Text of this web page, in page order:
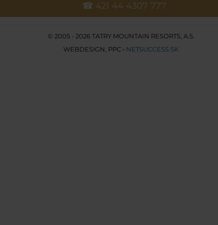
☎ 421 44 4307 777
© 2005 - 2026 TATRY MOUNTAIN RESORTS, A.S.
WEBDESIGN PPC › NETSUCCESS.SK